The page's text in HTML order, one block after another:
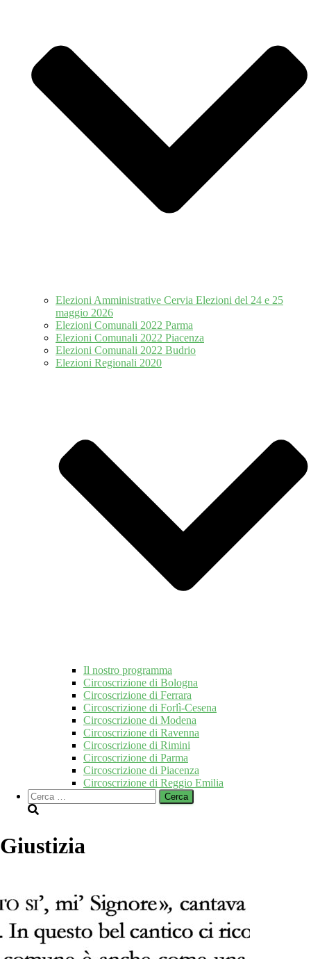
Elezioni Amministrative Cervia Elezioni del 24 e 25
maggio 2026
Elezioni Comunali 2022 Parma
Elezioni Comunali 2022 Piacenza
Elezioni Comunali 2022 Budrio
Elezioni Regionali 2020
Il nostro programma
Circoscrizione di Bologna
Circoscrizione di Ferrara
Circoscrizione di Forlì-Cesena
Circoscrizione di Modena
Circoscrizione di Ravenna
Circoscrizione di Rimini
Circoscrizione di Parma
Circoscrizione di Piacenza
Circoscrizione di Reggio Emilia
Ricerca
per:
Giustizia